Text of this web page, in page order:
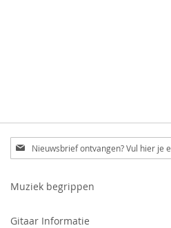
Schrijf
je
voor
Muziek begrippen
Gitaar Informatie